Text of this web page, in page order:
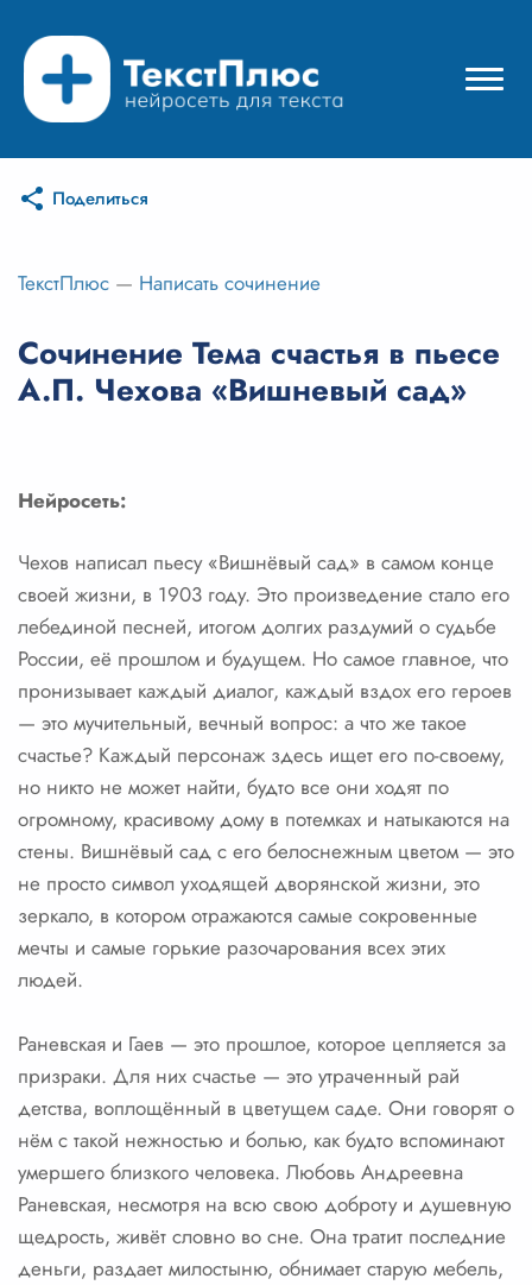
Режимы нейросети
Цены
Вход
Вход с Telegram
Поделиться
ТекстПлюс — Написать сочинение
Сочинение Тема счастья в пьесе
А.П. Чехова «Вишневый сад»
Нейросеть:
Чехов написал пьесу «Вишнёвый сад» в самом конце
своей жизни, в 1903 году. Это произведение стало его
лебединой песней, итогом долгих раздумий о судьбе
России, её прошлом и будущем. Но самое главное, что
пронизывает каждый диалог, каждый вздох его героев
— это мучительный, вечный вопрос: а что же такое
счастье? Каждый персонаж здесь ищет его по-своему,
но никто не может найти, будто все они ходят по
огромному, красивому дому в потемках и натыкаются на
стены. Вишнёвый сад с его белоснежным цветом — это
не просто символ уходящей дворянской жизни, это
зеркало, в котором отражаются самые сокровенные
мечты и самые горькие разочарования всех этих
людей.
Раневская и Гаев — это прошлое, которое цепляется за
призраки. Для них счастье — это утраченный рай
детства, воплощённый в цветущем саде. Они говорят о
нём с такой нежностью и болью, как будто вспоминают
умершего близкого человека. Любовь Андреевна
Раневская, несмотря на всю свою доброту и душевную
щедрость, живёт словно во сне. Она тратит последние
деньги, раздает милостыню, обнимает старую мебель,